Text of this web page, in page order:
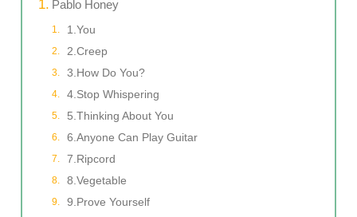
Pablo Honey
1.You
2.Creep
3.How Do You?
4.Stop Whispering
5.Thinking About You
6.Anyone Can Play Guitar
7.Ripcord
8.Vegetable
9.Prove Yourself